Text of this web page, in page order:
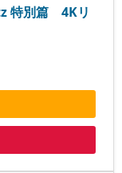
特別篇 4Kリ